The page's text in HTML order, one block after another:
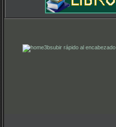
subir rápido al encabezado